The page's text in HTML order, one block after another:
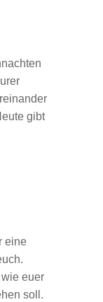
gibt
eine
euer
soll.